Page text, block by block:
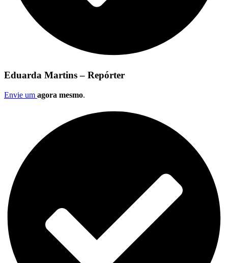
Eduarda Martins – Repórter
Envie um agora mesmo.